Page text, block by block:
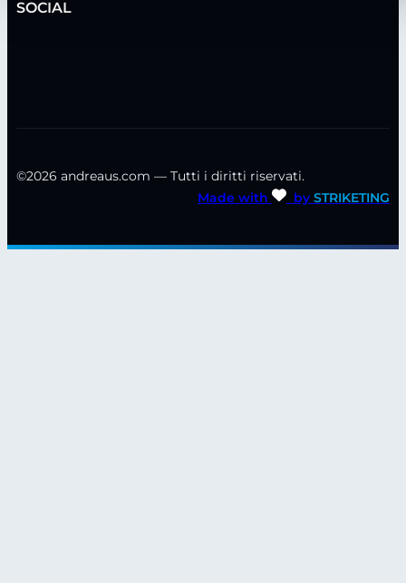
SOCIAL
©2026 andreaus.com — Tutti i diritti riservati.
Made with
by STRIKETING